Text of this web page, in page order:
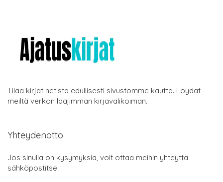
Tilaa kirjat netistä edullisesti sivustomme kautta. Löydät
meiltä verkon laajimman kirjavalikoiman.
Yhteydenotto
Jos sinulla on kysymyksiä, voit ottaa meihin yhteyttä
sähköpostitse: